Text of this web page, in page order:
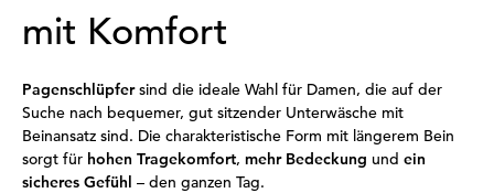
mit Komfort
Pagenschlüpfersind die ideale Wahl für Damen, die auf der
Suche nach bequemer, gut sitzender Unterwäsche mit
Beinansatz sind. Die charakteristische Form mit längerem Bein
sorgt für hohen Tragekomfort, mehr Bedeckung und ein
sicheres Gefühl – den ganzen Tag.